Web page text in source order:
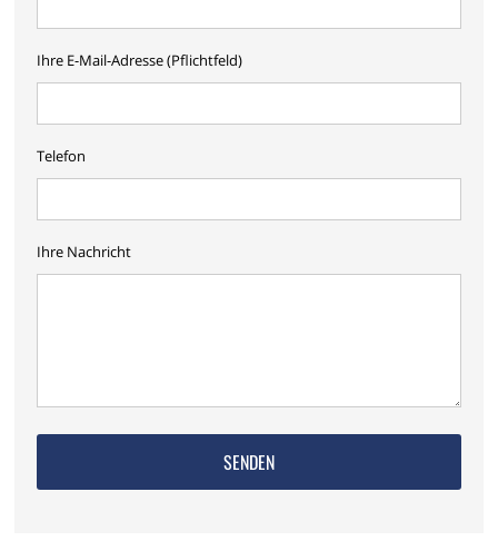
Ihre E-Mail-Adresse (Pflichtfeld)
Telefon
Ihre Nachricht